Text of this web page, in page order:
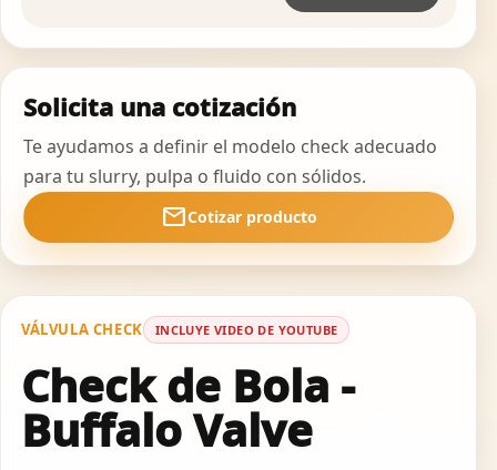
Solicita una cotización
Te ayudamos a definir el modelo check adecuado
para tu slurry, pulpa o fluido con sólidos.
mailCotizar producto
VÁLVULA CHECK INCLUYE VIDEO DE YOUTUBE
Check de Bola -
Buffalo Valve